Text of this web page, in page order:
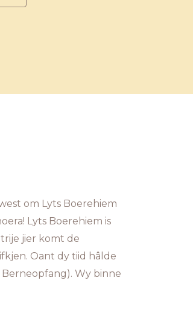
om Lyts Boerehiem
Lyts Boerehiem is
jier komt de
Oant dy tiid hâlde
Wy binne